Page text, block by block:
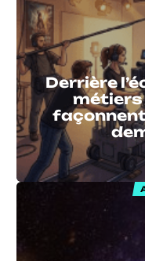
Derrière
métiers
façonnent